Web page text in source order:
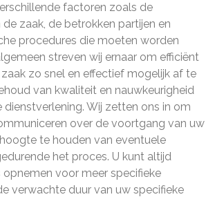
factoren zoals de
zaak, de betrokken partijen en
procedures die moeten worden
streven wij ernaar om efficiënt
zo snel en effectief mogelijk af te
van kwaliteit en nauwkeurigheid
dienstverlening. Wij zetten ons in om
over de voortgang van uw
te houden van eventuele
het proces. U kunt altijd
voor meer specifieke
verwachte duur van uw specifieke